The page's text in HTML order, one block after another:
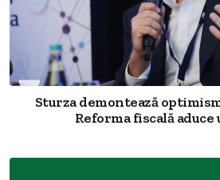
Sturza demontează
Reforma fiscală aduce